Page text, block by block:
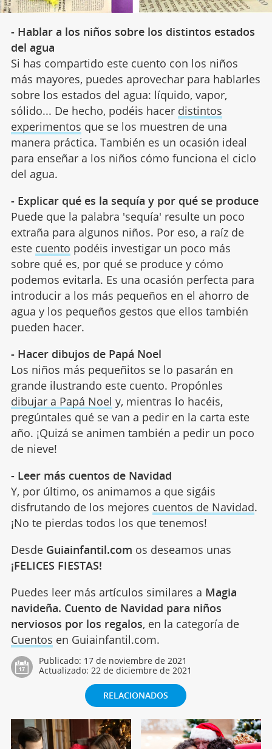
- Hablar a los niños sobre los distintos estados
del agua
Si has compartido este cuento con los niños
más mayores, puedes aprovechar para hablarles
sobre los estados del agua: líquido, vapor,
sólido... De hecho, podéis hacer distintos
experimentos que se los muestren de una
manera práctica. También es un ocasión ideal
para enseñar a los niños cómo funciona el ciclo
del agua.
- Explicar qué es la sequía y por qué se produce
Puede que la palabra 'sequía' resulte un poco
extraña para algunos niños. Por eso, a raíz de
este cuento podéis investigar un poco más
sobre qué es, por qué se produce y cómo
podemos evitarla. Es una ocasión perfecta para
introducir a los más pequeños en el ahorro de
agua y los pequeños gestos que ellos también
pueden hacer.
- Hacer dibujos de Papá Noel
Los niños más pequeñitos se lo pasarán en
grande ilustrando este cuento. Propónles
dibujar a Papá Noel y, mientras lo hacéis,
pregúntales qué se van a pedir en la carta este
año. ¡Quizá se animen también a pedir un poco
de nieve!
- Leer más cuentos de Navidad
Y, por último, os animamos a que sigáis
disfrutando de los mejores cuentos de Navidad.
¡No te pierdas todos los que tenemos!
Desde Guiainfantil.com os deseamos unas
¡FELICES FIESTAS!
Puedes leer más artículos similares a Magia
navideña. Cuento de Navidad para niños
nerviosos por los regalos, en la categoría de
Cuentos en Guiainfantil.com.
Publicado: 17 de noviembre de 2021
Actualizado: 22 de diciembre de 2021
RELACIONADOS